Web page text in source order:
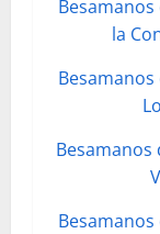
la
Besamanos